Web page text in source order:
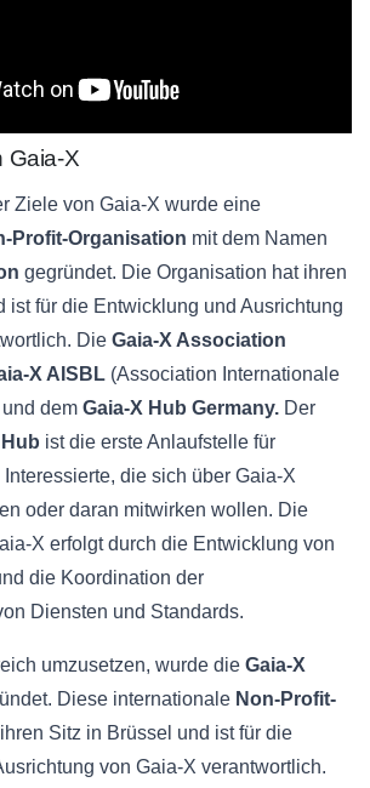
Gaia-X
Ziele von Gaia-X wurde eine
Profit-Organisation mit dem Namen
gegründet. Die Organisation hat ihren
ist für die Entwicklung und Ausrichtung
Die Gaia-X Association
X AISBL (Association Internationale
dem Gaia-X Hub Germany. Der
ist die erste Anlaufstelle für
die sich über Gaia-X
oder daran mitwirken wollen. Die
X erfolgt durch die Entwicklung von
die Koordination der
Diensten und Standards.
umzusetzen, wurde die Gaia-X
Diese internationale Non-Profit-
Sitz in Brüssel und ist für die
von Gaia-X verantwortlich.